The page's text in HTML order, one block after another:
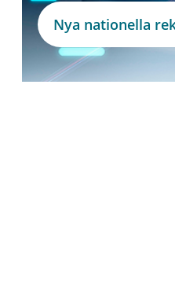
Nya nationella